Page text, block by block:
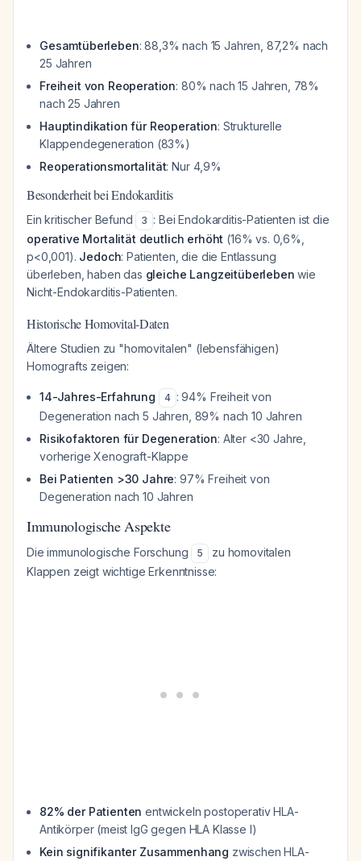
Gesamtüberleben: 88,3% nach 15 Jahren, 87,2% nach
25 Jahren
Freiheit von Reoperation: 80% nach 15 Jahren, 78%
nach 25 Jahren
Hauptindikation für Reoperation: Strukturelle
Klappendegeneration (83%)
Reoperationsmortalität: Nur 4,9%
Besonderheit bei Endokarditis
Ein kritischer Befund 3 : Bei Endokarditis-Patienten ist die
operative Mortalität deutlich erhöht (16% vs. 0,6%,
p<0,001). Jedoch: Patienten, die die Entlassung
überleben, haben das gleiche Langzeitüberleben wie
Nicht-Endokarditis-Patienten.
Historische Homovital-Daten
Ältere Studien zu "homovitalen" (lebensfähigen)
Homografts zeigen:
14-Jahres-Erfahrung 4 : 94% Freiheit von
Degeneration nach 5 Jahren, 89% nach 10 Jahren
Risikofaktoren für Degeneration: Alter <30 Jahre,
vorherige Xenograft-Klappe
Bei Patienten >30 Jahre: 97% Freiheit von
Degeneration nach 10 Jahren
Immunologische Aspekte
Die immunologische Forschung 5
zu homovitalen
Klappen zeigt wichtige Erkenntnisse:
82% der Patienten entwickeln postoperativ HLA-
Antikörper (meist IgG gegen HLA Klasse I)
Kein signifikanter Zusammenhang zwischen HLA-